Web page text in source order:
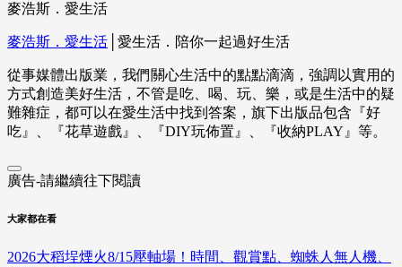
麥浩斯．愛生活
麥浩斯．愛生活 │愛生活．陪你一起過好生活
從事媒體出版業，我們關心生活中的點點滴滴，強調以實用的
方式創造美好生活，不管是吃、喝、玩、樂，或是生活中的疑
難雜症，都可以在愛生活中找到答案，旗下出版品包含『好
吃』、『花草遊戲』、『DIY玩佈置』、『收納PLAY』等。
廣告-請繼續往下閱讀
大家都在看
2026大稻埕煙火8/15壓軸場！時間、觀賞點、蜘蛛人無人機、